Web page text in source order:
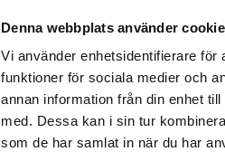
Denna webbplats använder
Vi använder enhetsidentifierare för
funktioner för sociala medier och
annan information från din enhet
med. Dessa kan i sin tur
som de har samlat in när du har
Användarvillkor
Integritetspolicy
Öppettider
Ny kund/
Våra